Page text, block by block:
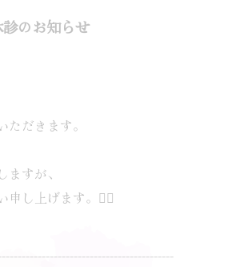
のお知らせ
だきます。
すが、
申し上げます。🙇‍♀️